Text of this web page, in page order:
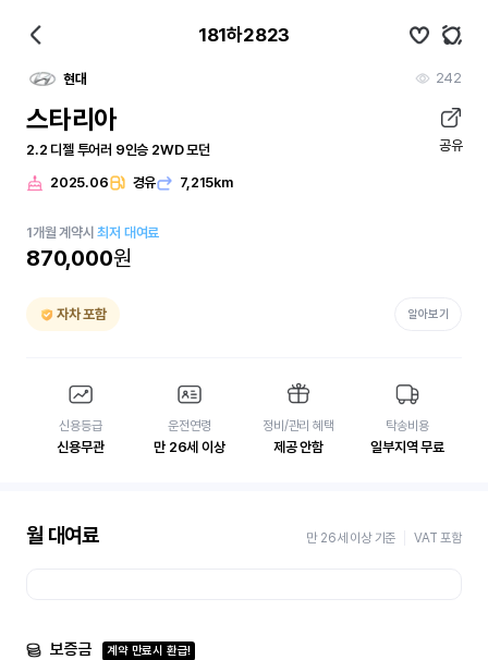
181하2823
현대 242
스타리아
2.2 디젤 투어러 9인승 2WD 모던 공유
2025.06 경유 7,215km
1개월 계약시최저 대여료
870,000원
자차 포함 알아보기
신용등급
신용무관
운전연령
만 26세 이상
정비/관리 혜택
제공 안함
탁송비용
일부지역 무료
월 대여료 만 26세 이상 기준 VAT 포함
보증금 계약 만료시 환급!